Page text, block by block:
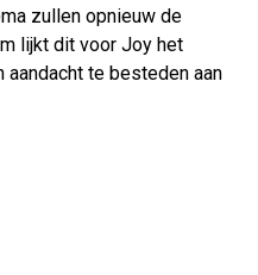
zullen opnieuw de
lijkt dit voor Joy het
te besteden aan